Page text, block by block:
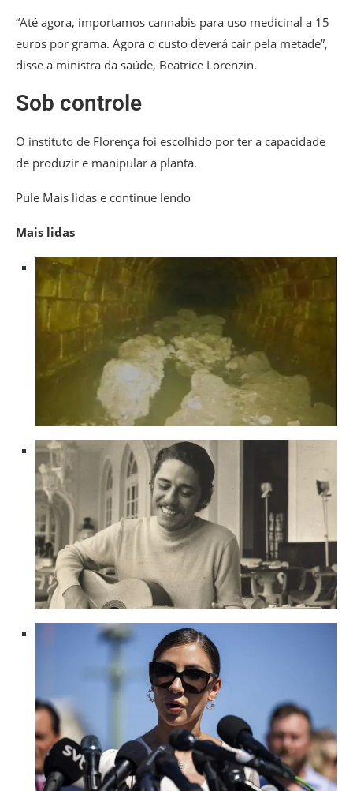
“Até agora, importamos cannabis para uso medicinal a 15
euros por grama. Agora o custo deverá cair pela metade”,
disse a ministra da saúde, Beatrice Lorenzin.
Sob controle
O instituto de Florença foi escolhido por ter a capacidade
de produzir e manipular a planta.
Pule Mais lidas e continue lendo
Mais lidas